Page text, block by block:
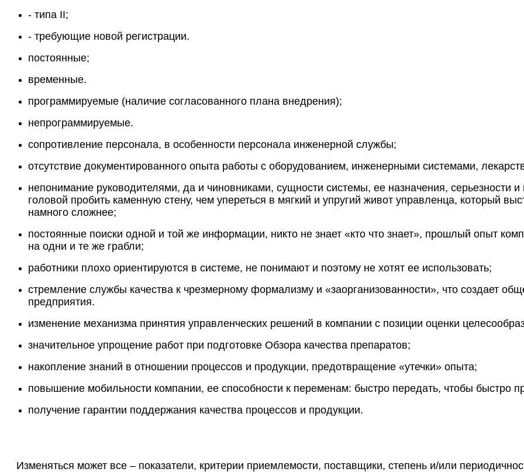
- типа II;
- требующие новой регистрации.
постоянные;
временные.
программируемые (наличие согласованного плана внедрения);
непрограммируемые.
сопротивление персонала, в особенности персонала инженерной службы;
отсутствие документированного опыта работы с оборудованием, инженерными системами,
непонимание руководителями, да и чиновниками, сущности системы, ее назначения, серьезности
головой пробить каменную стену, чем упереться в мягкий и упругий живот управленца, который
намного сложнее;
постоянные поиски одной и той же информации, никто не знает «кто что знает», прошлый опыт
на одни и те же грабли;
работники плохо ориентируются в системе, не понимают и поэтому не хотят ее использовать;
стремление службы качества к чрезмерному формализму и «заорганизованности», что создает
предприятия.
изменение механизма принятия управленческих решений в компании с позиции оценки
значительное упрощение работ при подготовке Обзора качества препаратов;
накопление знаний в отношении процессов и продукции, предотвращение «утечки» опыта;
повышение мобильности компании, ее способности к переменам: быстро передать, чтобы быстро
получение гарантии поддержания качества процессов и продукции.
Изменяться может все – показатели, критерии приемлемости, поставщики, степень и/или